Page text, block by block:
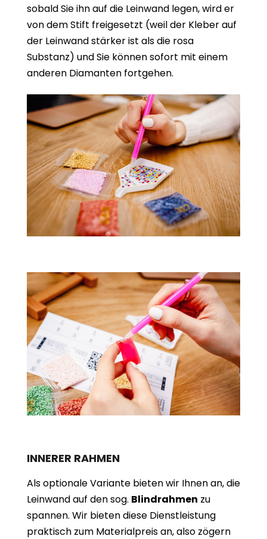
sobald Sie ihn auf die Leinwand legen, wird er
von dem Stift freigesetzt (weil der Kleber auf
der Leinwand stärker ist als die rosa
Substanz) und Sie können sofort mit einem
anderen Diamanten fortgehen.
INNERER RAHMEN
Als optionale Variante bieten wir Ihnen an, die
Leinwand auf den sog. Blindrahmen zu
spannen. Wir bieten diese Dienstleistung
praktisch zum Materialpreis an, also zögern